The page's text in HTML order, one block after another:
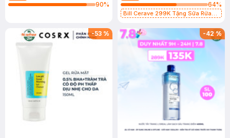
90%
64%
Bill Cerave 299K Tặng Sữa Rửa
-53 % -42%